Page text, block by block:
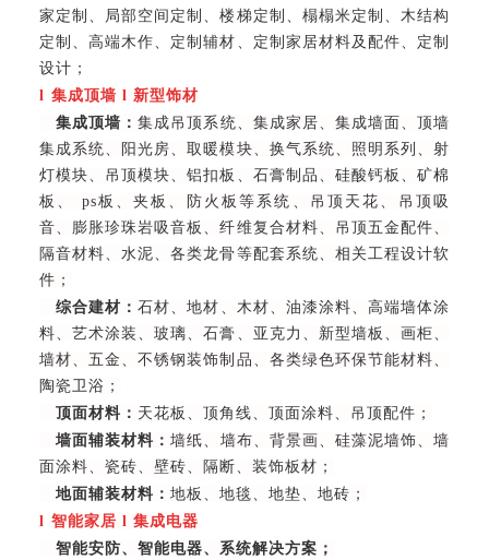
家定制、局部空间定制、楼梯定制、榻榻米定制、木结构
定制、高端木作、定制辅材、定制家居材料及配件、定制
设计 ；
l 集成顶墙 l 新型饰材
集成顶墙：集成吊顶系统、集成家居、集成墙面、顶墙
集成系统、阳光房、取暖模块、换气系统、照明系列、射
灯模块、吊顶模块、铝扣板、石膏制品、硅酸钙板、矿棉
板、 ps板、夹板、防火板等系统、吊顶天花、吊顶吸
音、膨胀珍珠岩吸音板、纤维复合材料、吊顶五金配件、
隔音材料、水泥、各类龙骨等配套系统、相关工程设计软
件；
综合建材：石材、地材、木材、油漆涂料、高端墙体涂
料、艺术涂装、玻璃、石膏、亚克力、新型墙板、画柜、
墙材、五金、不锈钢装饰制品、各类绿色环保节能材料、
陶瓷卫浴；
顶面材料： 天花板、顶角线、顶面涂料、吊顶配件；
墙面辅装材料：墙纸、墙布、背景画、硅藻泥墙饰、墙
面涂料、瓷砖、壁砖、隔断、装饰板材；
地面辅装材料： 地板、地毯、地垫、地砖；
l 智能家居 l 集成电器
智能安防、智能电器、系统解决方案；